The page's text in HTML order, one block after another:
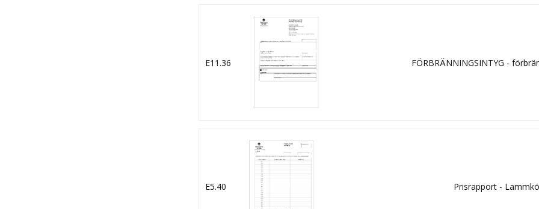
E11.36 FÖRBRÄNNINGSINTYG -
E5.40 Prisrapport -